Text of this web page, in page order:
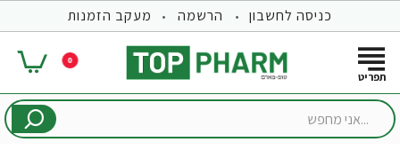
כניסה לחשבון הרשמה מעקב הזמנות
0
...אני